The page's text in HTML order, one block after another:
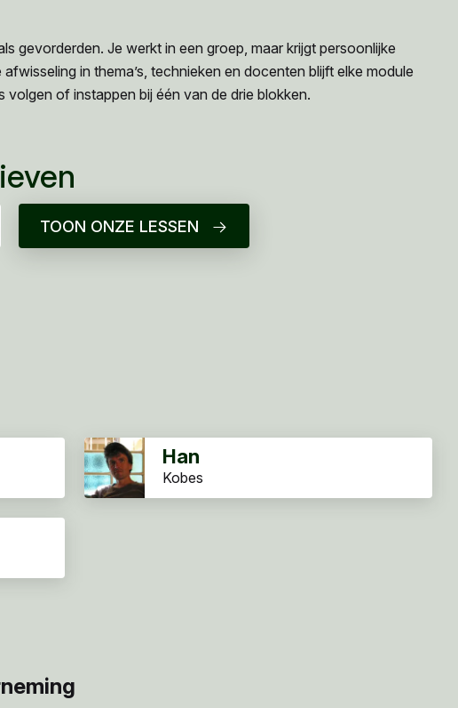
gevorderden. Je werkt in een groep, maar krijgt persoonlijke
in thema’s, technieken en docenten blijft elke module
volgen of instappen bij één van de drie blokken.
TOON ONZE LESSEN
Han
Kobes